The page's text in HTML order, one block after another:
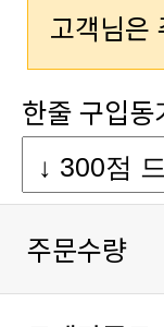
고객님은
한줄 구입동
주문수량